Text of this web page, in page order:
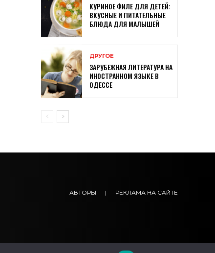
КУРИНОЕ ФИЛЕ ДЛЯ ДЕТЕЙ:
ВКУСНЫЕ И ПИТАТЕЛЬНЫЕ
БЛЮДА ДЛЯ МАЛЫШЕЙ
ДРУГОЕ
ЗАРУБЕЖНАЯ ЛИТЕРАТУРА НА
ИНОСТРАННОМ ЯЗЫКЕ В
ОДЕССЕ
АВТОРЫ | РЕКЛАМА НА САЙТЕ